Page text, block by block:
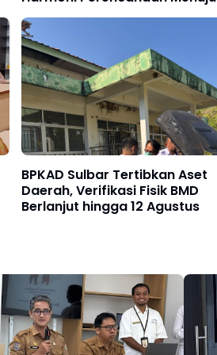
APBD 2027
BPKAD Sulbar Tertibkan Aset
Daerah, Verifikasi Fisik BMD
Berlanjut hingga 12 Agustus